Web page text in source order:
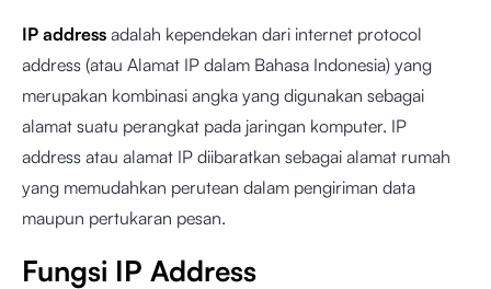
IP address adalah kependekan dari internet protocol
address (atau Alamat IP dalam Bahasa Indonesia) yang
merupakan kombinasi angka yang digunakan sebagai
alamat suatu perangkat pada jaringan komputer. IP
address atau alamat IP diibaratkan sebagai alamat rumah
yang memudahkan perutean dalam pengiriman data
maupun pertukaran pesan.
Fungsi IP Address